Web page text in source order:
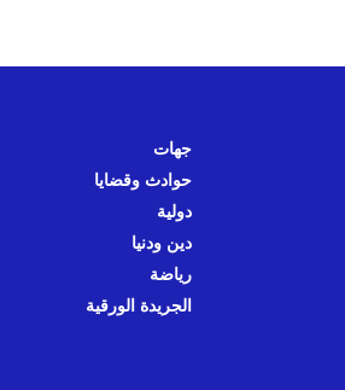
جهات
حوادث وقضايا
دولية
دين ودنيا
رياضة
الجريدة الورقية